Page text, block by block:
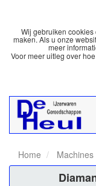
Wij gebruiken
maken. Als u onze
meer
Voor meer uitleg over
Home Machines